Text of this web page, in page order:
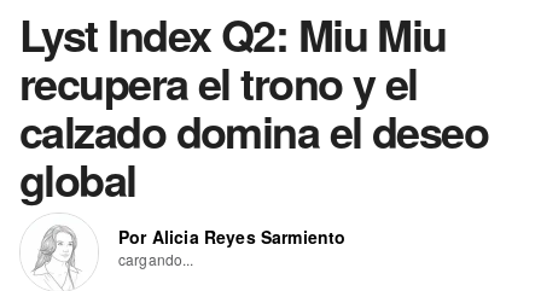
Lyst Index Q2: Miu Miu
recupera el trono y el
calzado domina el deseo
global
Por Alicia Reyes Sarmiento
cargando...